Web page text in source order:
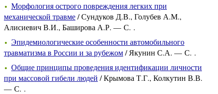
Морфология острого повреждения легких при
механической травме/ Сундуков Д.В., Голубев А.М.,
Алисиевич В.И., Баширова А.Р. — С. .
Эпидемиологические особенности автомобильного
травматизма в России и за рубежом/ Якунин С.А. — С. .
Общие принципы проведения идентификации личности
при массовой гибели людей / Крымова Т.Г., Колкутин В.В.
— С. .